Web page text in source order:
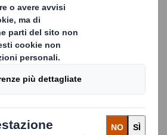
di Documenti
essere personalizzate in
del cliente,
in sicurezza sulle